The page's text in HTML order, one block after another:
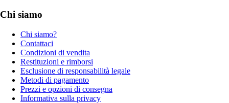
Chi siamo
Chi siamo?
Contattaci
Condizioni di vendita
Restituzioni e rimborsi
Esclusione di responsabilità legale
Metodi di pagamento
Prezzi e opzioni di consegna
Informativa sulla privacy